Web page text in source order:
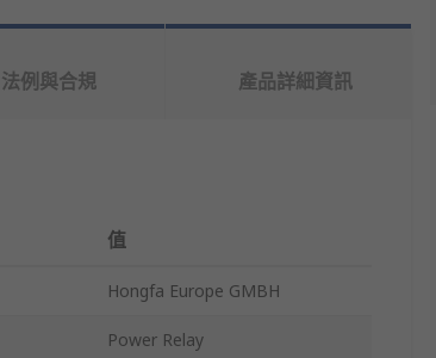
法例與合規 產品詳細資訊
值
Hongfa Europe GMBH
Power Relay